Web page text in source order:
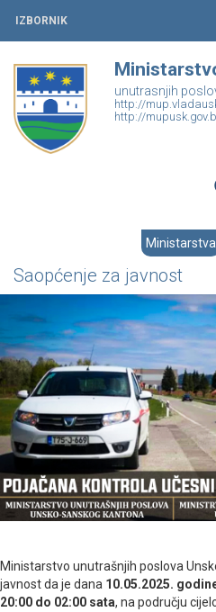
IZBORNIK
unutrasnjih
http://
http://
Ministarstva
Saopćenje za javnost
Ministarstvo unutrašnjih poslova
javnost da je dana 10.05.2025.
20:00 do 02:00 sata, na području